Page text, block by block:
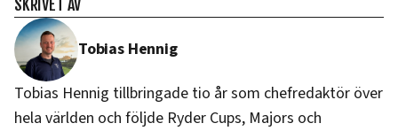
SKRIVET AV
Tobias Hennig
Tobias Hennig tillbringade tio år som chefredaktör över
hela världen och följde Ryder Cups, Majors och